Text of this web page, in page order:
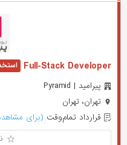
Full-Stack Developer
پیرامید | Pyramid
تهران، تهران
قرارداد تمام‌وقت (برای